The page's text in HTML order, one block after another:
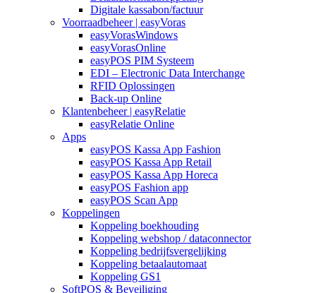
Digitale kassabon/factuur
Voorraadbeheer | easyVoras
easyVorasWindows
easyVorasOnline
easyPOS PIM Systeem
EDI – Electronic Data Interchange
RFID Oplossingen
Back-up Online
Klantenbeheer | easyRelatie
easyRelatie Online
Apps
easyPOS Kassa App Fashion
easyPOS Kassa App Retail
easyPOS Kassa App Horeca
easyPOS Fashion app
easyPOS Scan App
Koppelingen
Koppeling boekhouding
Koppeling webshop / dataconnector
Koppeling bedrijfsvergelijking
Koppeling betaalautomaat
Koppeling GS1
SoftPOS & Beveiliging